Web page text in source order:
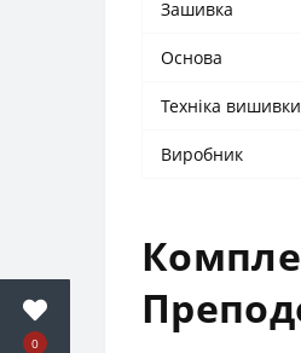
0
Зашивка
Основа
Техніка вишивки
Виробник